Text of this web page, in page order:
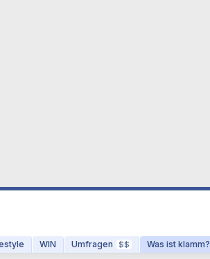
WIN Umfragen $$ Was ist klamm?